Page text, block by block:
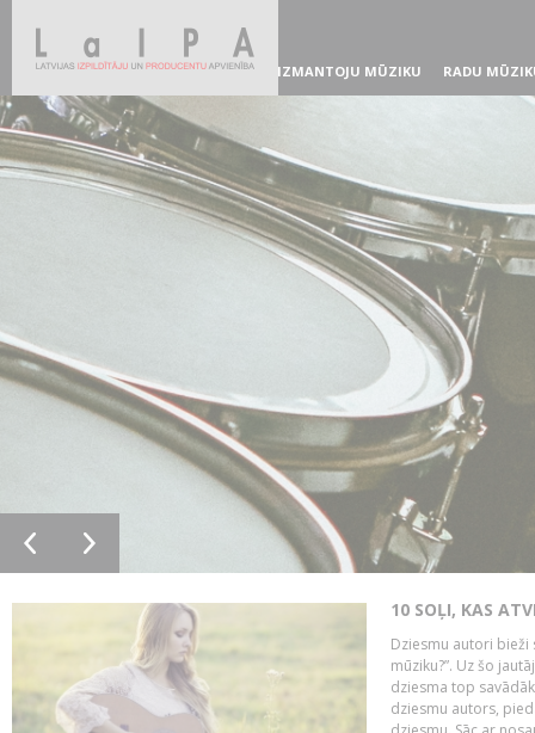
IZMANTOJU MŪZIKU RADU
10 SOĻI, KAS
Dziesmu autori bieži
mūziku?”. Uz šo
dziesma top
dziesmu autors,